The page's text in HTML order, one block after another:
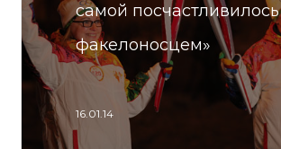
самой
факелоносцем»
16.01.14